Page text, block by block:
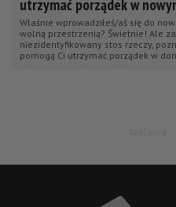
utrzymać porządek w
Właśnie wprowadziłeś/aś się do
wolną przestrzenią? Świetnie! Ale
niezidentyfikowany stos rzeczy,
pomogą Ci utrzymać porządek w